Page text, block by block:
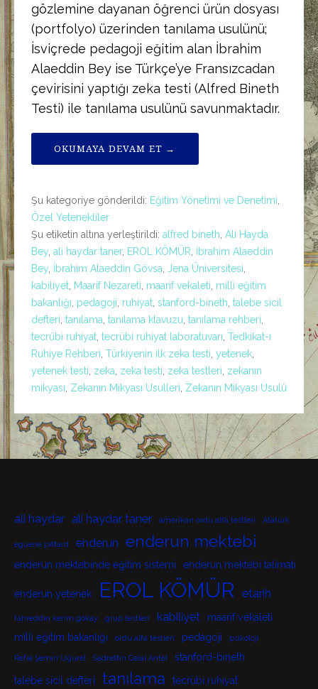
gözlemine dayanan öğrenci ürün dosyası
(portfolyo) üzerinden tanılama usulünü;
İsviçrede pedagoji eğitim alan İbrahim
Alaeddin Bey ise Türkçe’ye Fransızcadan
çevirisini yaptığı zeka testi (Alfred Bineth
Testi) ile tanılama usulünü savunmaktadır.
OKUMAYA DEVAM ET →
Şu kategoriye gönderildi: Eğitim Yönetimi ve Denetimi
Özel Yetenekliler
Şu etiketin altına yerleştirildi: alfred bineth Ali Hayda
Bey ali haydar taner, EROL KÖMÜR İbrahim Alaeddin
Bey İbrahim Alaeddin Gövsa Jena Üniversitesi
kabiliyet Maarif Nezareti maarif vekaleti milli eğitim
bakanlığı pedagoji ruhiyat stanford-bineth talebe sicil
defteri tanılama tanılama klavuzu tanılama rehberi
tecrübi ruhiyat tecrübi ruhiyat laboratuvarı Tedkikat-ı
Ruhiye Rehberi Türkiyenin ilk zeka testi yetenek
yetenek testi zeka zeka testi zeka testleri zekanın
mikyası Zekanın Mikyası Usulleri Zekanın Mikyası Usulü
ali haydar ali haydar taner amerikan ordu alfa testleri Atatürk
eguene pittard enderun enderun mektebi
enderun mektebinde eğitim sistemi enderun mektebi talimatı
enderun yetenek EROL KÖMÜR etarih
fahreddin kerim gökay grup testleri kabiliyet
maarif vekaleti
milli eğitim bakanlığı
ordu alfa testleri pedagoji psikoloji
Refia Şemin Uğurel Sadrettin Celal Antel stanford-bineth
talebe sicil defteri tanılama tecrübi ruhiyat